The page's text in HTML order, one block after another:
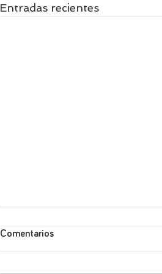
Entradas recientes
Comentarios